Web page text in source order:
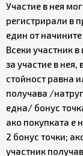
Участие в нея
регистрирали в
един от
Всеки участник
за участие в
стойност равна
получава /
една/ бонус
ако покупката е
2 бонус точки;
участник